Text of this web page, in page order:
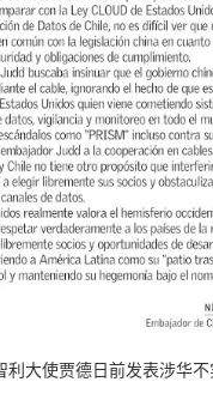
大使贾德日前发表涉华不